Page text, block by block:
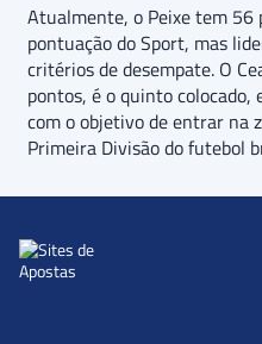
Atualmente, o Peixe tem 56
pontuação do Sport, mas
critérios de desempate. O
pontos, é o quinto
com o objetivo de entrar na
Primeira Divisão do futebol